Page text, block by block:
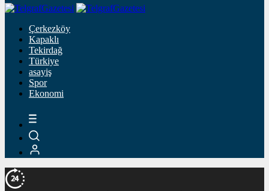
Çerkezköy
Kapaklı
Tekirdağ
Türkiye
asayiş
Spor
Ekonomi